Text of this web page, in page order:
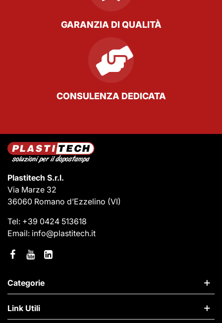
GARANZIA DI QUALITÀ
CONSULENZA DEDICATA
Plastitech S.r.l.
Via Marze 32
36060 Romano d’Ezzelino (VI)
Tel: +39 0424 513618
Email: info@plastitech.it
Categorie
Link Utili